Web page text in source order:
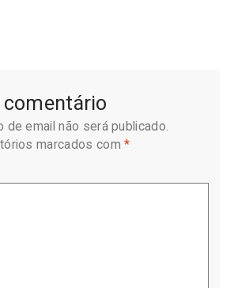
comentário
de email não será publicado.
marcados com*